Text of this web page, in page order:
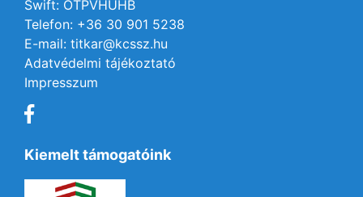
Swift: OTPVHUHB
Telefon: +36 30 901 5238
E-mail: titkar@kcssz.hu
Adatvédelmi tájékoztató
Impresszum
Kiemelt támogatóink